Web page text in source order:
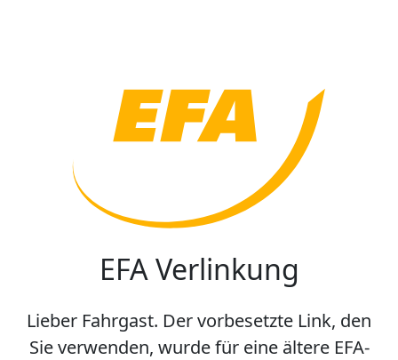
EFA Verlinkung
Lieber Fahrgast. Der vorbesetzte Link, den
Sie verwenden, wurde für eine ältere EFA-